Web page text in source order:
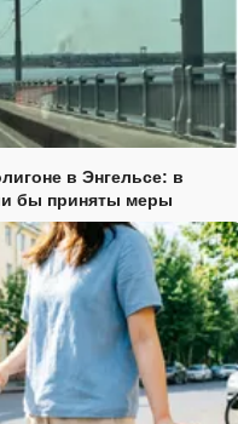
в Энгельсе: в
бы приняты меры